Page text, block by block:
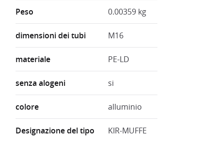
Peso 0.00359 kg
dimensioni dei tubi M16
materiale PE-LD
senza alogeni si
colore alluminio
Designazione del tipo KIR-MUFFE